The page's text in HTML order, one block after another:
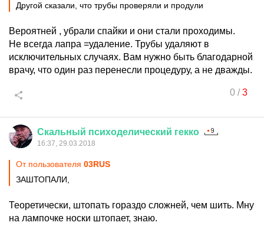
Другой сказали, что трубы проверяли и продули
Вероятней , убрали спайки и они стали проходимы.
Не всегда лапра =удаление. Трубы удаляют в
исключительных случаях. Вам нужно быть благодарной
врачу, что один раз перенесли процедуру, а не дважды.
0/3
Скальный психоделический гекко
16:37, 29.03.2018
От пользователя 03RUS
ЗАШТОПАЛИ,
Теоретически, штопать гораздо сложней, чем шить. Мну
на лампочке носки штопает, знаю.